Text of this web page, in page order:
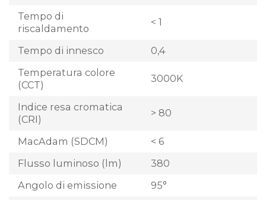
Tempo di
riscaldamento
< 1
Tempo di innesco
0,4
Temperatura colore
(CCT)
3000K
Indice resa cromatica
(CRI)
> 80
MacAdam (SDCM)
< 6
Flusso luminoso (lm)
380
Angolo di emissione
95°